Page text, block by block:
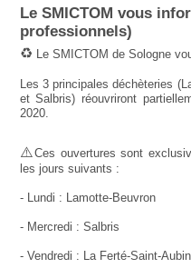
Le SMICTOM vous
professionnels)
♻️ Le SMICTOM de Sologne
Les 3 principales déchèteries
et Salbris) réouvriront
2020.
⚠️Ces ouvertures sont
les jours suivants :
- Lundi : Lamotte-Beuvron
- Mercredi : Salbris
- Vendredi : La Ferté-Saint-Aubin